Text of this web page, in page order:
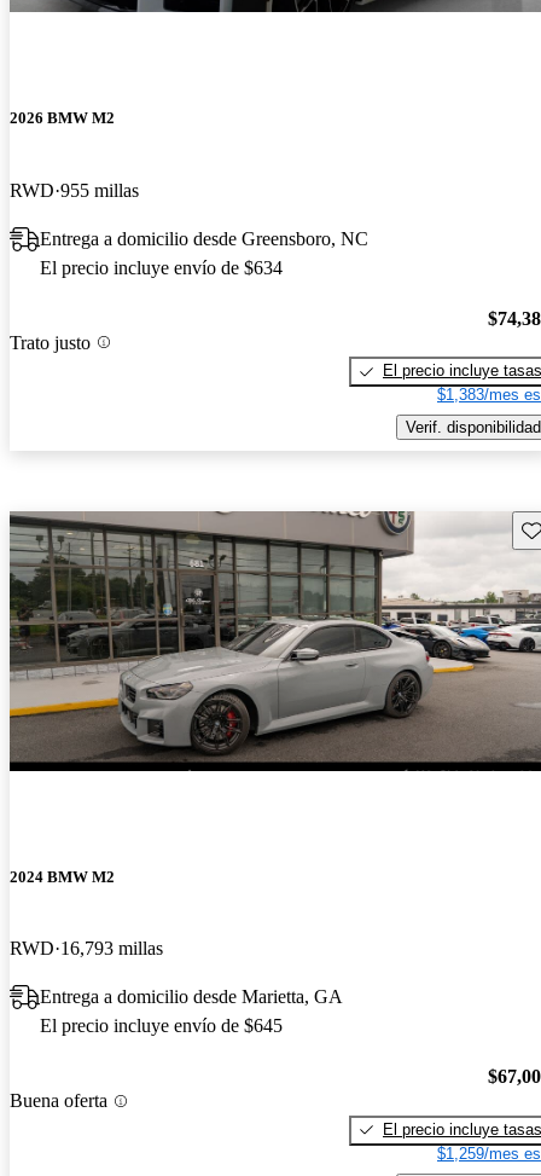
2026 BMW M2
RWD 955 millas
Entrega a domicilio desde Greensboro, NC
El precio incluye envío de $634
Trato justo
El precio incluye tasas
$1,383/mes
Verif. disponibilidad
2024 BMW M2
RWD 16,793 millas
Entrega a domicilio desde Marietta, GA
El precio incluye envío de $645
Buena oferta
El precio incluye tasas
$1,259/mes